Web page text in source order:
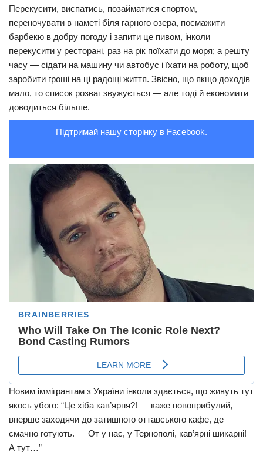
Перекусити, виспатись, позайматися спортом,
переночувати в наметі біля гарного озера, посмажити
барбекю в добру погоду і запити це пивом, інколи
перекусити у ресторані, раз на рік поїхати до моря; а решту
часу — сідати на машину чи автобус і їхати на роботу, щоб
заробити гроші на ці радощі життя. Звісно, що якщо доходів
мало, то список розваг звужується — але тоді й економити
доводиться більше.
Підтримай нашу сторінку в Facebook.
Новим іммігрантам з України інколи здається, що живуть тут
якось убого: “Це хіба кав’ярня?! — каже новоприбулий,
вперше заходячи до затишного оттавського кафе, де
смачно готують. — От у нас, у Тернополі, кав’ярні шикарні!
А тут…”